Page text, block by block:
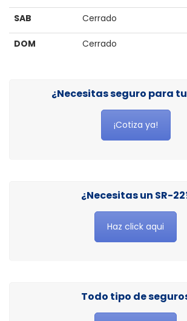
SAB Cerrado
DOM Cerrado
¿Necesitas seguro para
¡Cotiza ya!
¿Necesitas un SR-
Haz click aqui
Todo tipo de